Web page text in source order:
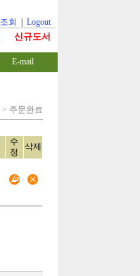
회
Logout
신규도서
E-mail
주문완료
수
정
삭제